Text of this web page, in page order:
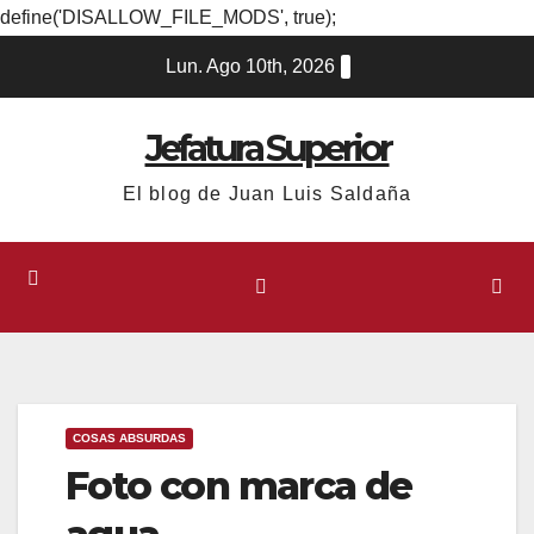
define('DISALLOW_FILE_MODS', true);
Lun. Ago 10th, 2026
Jefatura Superior
El blog de Juan Luis Saldaña
COSAS ABSURDAS
Foto con marca de